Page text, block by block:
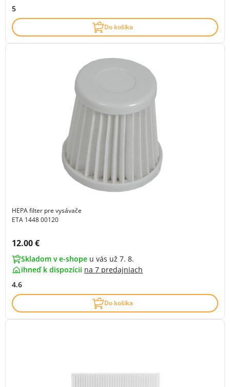
5
Do košíka
HEPA filter pre vysávače
ETA 1448 00120
Cena s DPH:
12.00 €
Skladom v e-shope u vás už 7. 8.
ihneď k dispozícii na 7 predajniach
4.6
Do košíka